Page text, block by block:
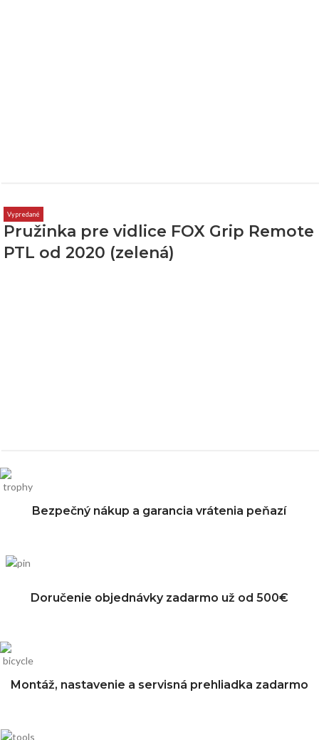
Vypredané
Pružinka pre vidlice FOX Grip Remote
PTL od 2020 (zelená)
Montáž, nastavenie a servisná prehliadka zadarmo
Doručenie objednávky zadarmo už od 500€
Bezpečný nákup a garancia vrátenia peňazí